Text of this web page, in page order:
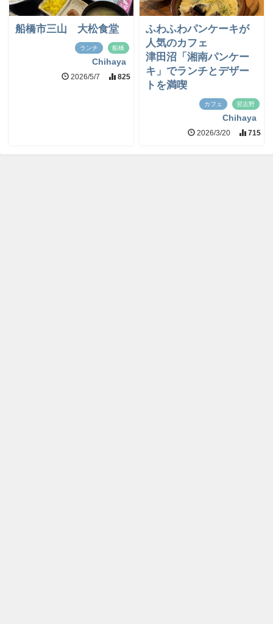
船橋市三山 大松食堂
ランチ 船橋
Chihaya
2026/5/7 825
ふわふわパンケーキが
人気のカフェ
津田沼「湘南パンケー
キ」でランチとデザー
トを満喫
カフェ 習志野
Chihaya
2026/3/20 715